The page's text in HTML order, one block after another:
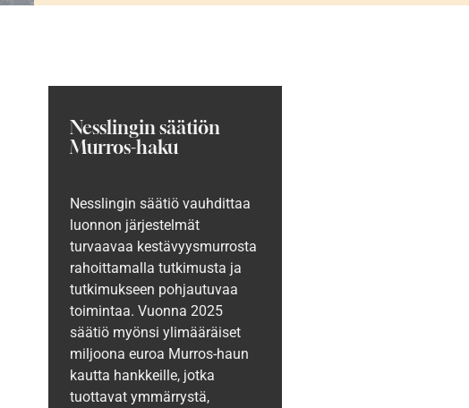
Nesslingin säätiön
Murros-haku
Nesslingin säätiö vauhdittaa
luonnon järjestelmät
turvaavaa kestävyysmurrosta
rahoittamalla tutkimusta ja
tutkimukseen pohjautuvaa
toimintaa. Vuonna 2025
säätiö myönsi ylimääräiset
miljoona euroa Murros-haun
kautta hankkeille, jotka
tuottavat ymmärrystä,